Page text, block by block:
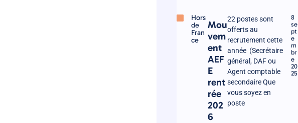
Hors
de
Fran
ce
Mou
vem
ent
AEF
E
rent
rée
202
6
22 postes sont
offerts au
recrutement cette
année (Secrétaire
général, DAF ou
Agent comptable
secondaire Que
vous soyez en
poste
8
se
pt
e
m
br
e
20
25